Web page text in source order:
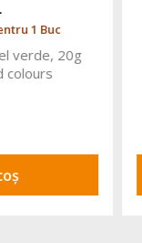
Prețul este
Colorant lichid